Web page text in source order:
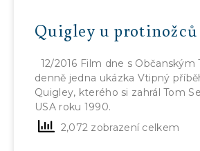
Quigley u protinožců
12/2016 Film dne s Občanským
denně jedna ukázka Vtipný
Quigley, kterého si zahrál Tom
USA roku 1990.
2,072 zobrazení celkem